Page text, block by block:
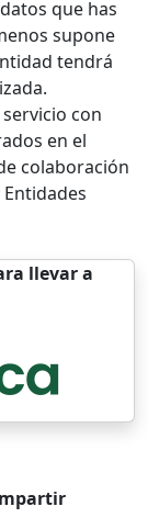
que has
supone
tendrá
con
en el
colaboración
llevar a